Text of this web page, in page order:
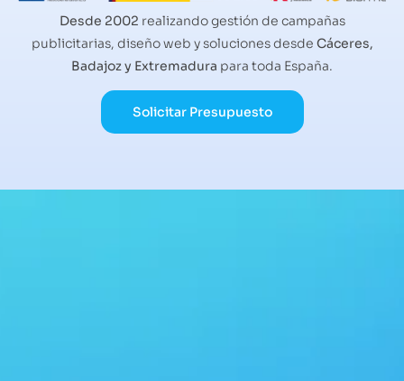
Desde 2002 realizando gestión de campañas
publicitarias, diseño web y soluciones desde Cáceres,
Badajoz y Extremadura para toda España.
Solicitar Presupuesto